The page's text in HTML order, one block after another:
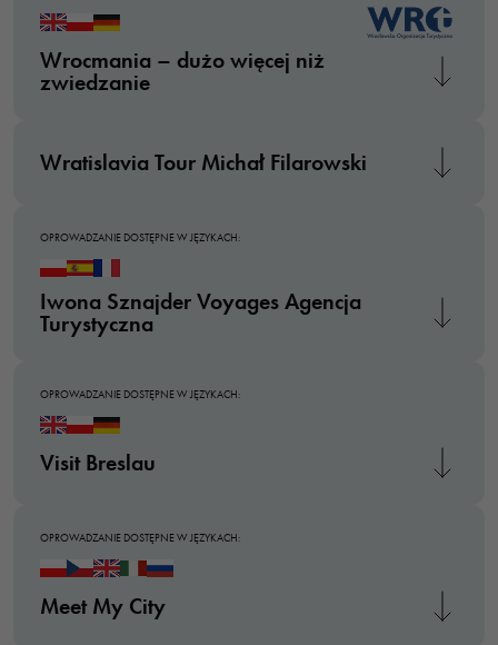
Wrocmania – dużo więcej niż
zwiedzanie
Wratislavia Tour Michał Filarowski
OPROWADZANIE DOSTĘPNE W JĘZYKACH:
Iwona Sznajder Voyages Agencja
Turystyczna
OPROWADZANIE DOSTĘPNE W JĘZYKACH:
Visit Breslau
OPROWADZANIE DOSTĘPNE W JĘZYKACH:
Meet My City